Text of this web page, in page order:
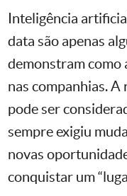
Inteligência
data são apenas
demonstram como
nas companhias.
pode ser
sempre exigiu
novas
conquistar um